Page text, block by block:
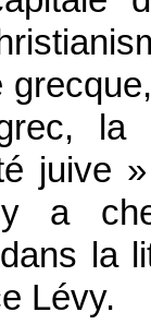
la
juive
chez
la
Lévy.